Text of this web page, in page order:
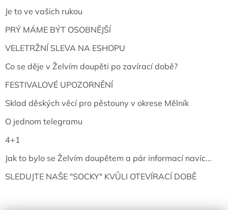
Je to ve vašich rukou
PRÝ MÁME BÝT OSOBNĚJŠÍ
VELETRŽNÍ SLEVA NA ESHOPU
Co se děje v Želvím doupěti po zavírací době?
FESTIVALOVÉ UPOZORNĚNÍ
Sklad děských věcí pro pěstouny v okrese Mělník
O jednom telegramu
4+1
Jak to bylo se Želvím doupětem a pár informací navíc...
SLEDUJTE NAŠE "SOCKY" KVŮLI OTEVÍRACÍ DOBĚ